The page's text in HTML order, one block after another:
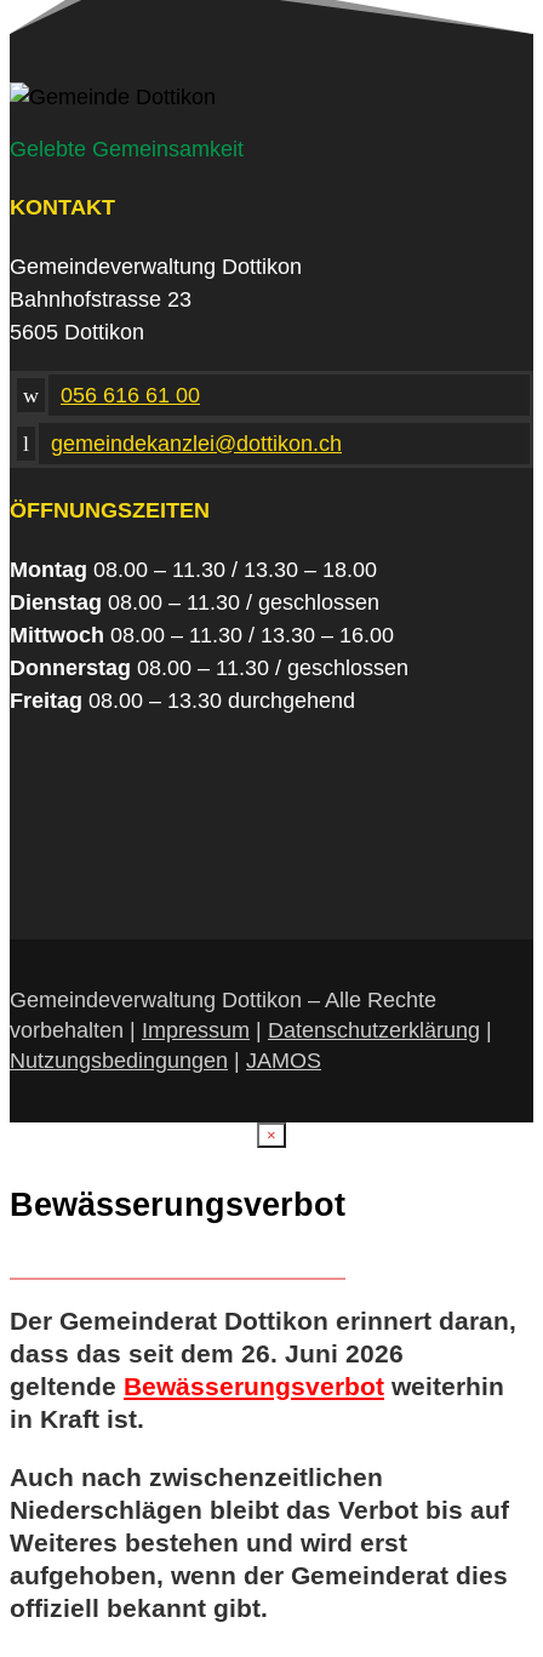
Gelebte Gemeinsamkeit
KONTAKT
Gemeindeverwaltung Dottikon
Bahnhofstrasse 23
5605 Dottikon
w
056 616 61 00
l
gemeindekanzlei@dottikon.ch
ÖFFNUNGSZEITEN
Montag 08.00 – 11.30 / 13.30 – 18.00
Dienstag 08.00 – 11.30 / geschlossen
Mittwoch 08.00 – 11.30 / 13.30 – 16.00
Donnerstag 08.00 – 11.30 / geschlossen
Freitag 08.00 – 13.30 durchgehend
Gemeindeverwaltung Dottikon – Alle Rechte
vorbehalten | Impressum | Datenschutzerklärung |
Nutzungsbedingungen | JAMOS
×
Bewässerungsverbot
Der Gemeinderat Dottikon erinnert daran,
dass das seit dem 26. Juni 2026
geltende Bewässerungsverbot weiterhin
in Kraft ist.
Auch nach zwischenzeitlichen
Niederschlägen bleibt das Verbot bis auf
Weiteres bestehen und wird erst
aufgehoben, wenn der Gemeinderat dies
offiziell bekannt gibt.